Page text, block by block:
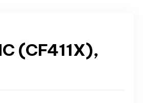
(CF411X),